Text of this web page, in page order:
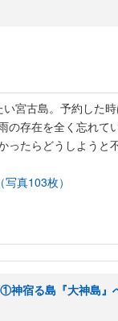
宮古島。予約した
の存在を全く忘れ
ったらどうしようと
真103枚）
神宿る島『大神島』